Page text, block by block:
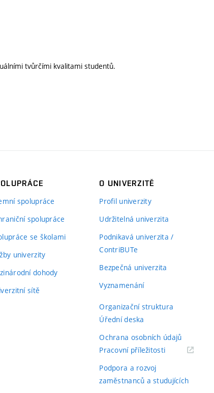
tvůrčími kvalitami studentů.
spolupráce
spolupráce
se školami
univerzity
dohody
sítě
O UNIVERZITĚ
Profil univerzity
Udržitelná univerzita
Podnikavá univerzita /
ContriBUTe
Bezpečná univerzita
Vyznamenání
Organizační struktura
Úřední deska
Ochrana osobních údajů
Pracovní příležitosti(externí
Podpora a rozvoj
zaměstnanců a studujících